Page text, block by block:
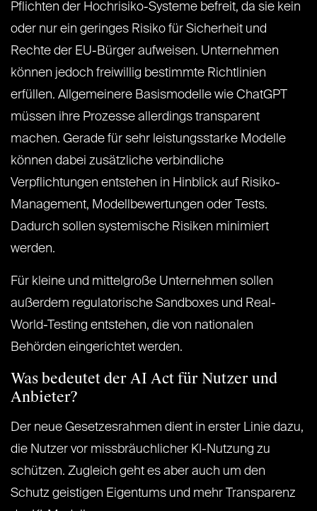
Pflichten der Hochrisiko-Systeme befreit, da sie kein
oder nur ein geringes Risiko für Sicherheit und
Rechte der EU-Bürger aufweisen. Unternehmen
können jedoch freiwillig bestimmte Richtlinien
erfüllen. Allgemeinere Basismodelle wie ChatGPT
müssen ihre Prozesse allerdings transparent
machen. Gerade für sehr leistungsstarke Modelle
können dabei zusätzliche verbindliche
Verpflichtungen entstehen in Hinblick auf Risiko-
Management, Modellbewertungen oder Tests.
Dadurch sollen systemische Risiken minimiert
werden.
Für kleine und mittelgroße Unternehmen sollen
außerdem regulatorische Sandboxes und Real-
World-Testing entstehen, die von nationalen
Behörden eingerichtet werden.
Was bedeutet der AI Act für Nutzer und
Anbieter?
Der neue Gesetzesrahmen dient in erster Linie dazu,
die Nutzer vor missbräuchlicher KI-Nutzung zu
schützen. Zugleich geht es aber auch um den
Schutz geistigen Eigentums und mehr Transparenz